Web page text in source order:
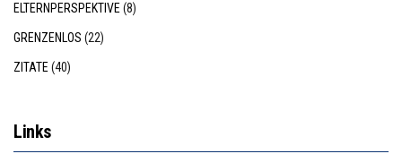
ELTERNPERSPEKTIVE(8)
GRENZENLOS (22)
ZITATE(40)
Links